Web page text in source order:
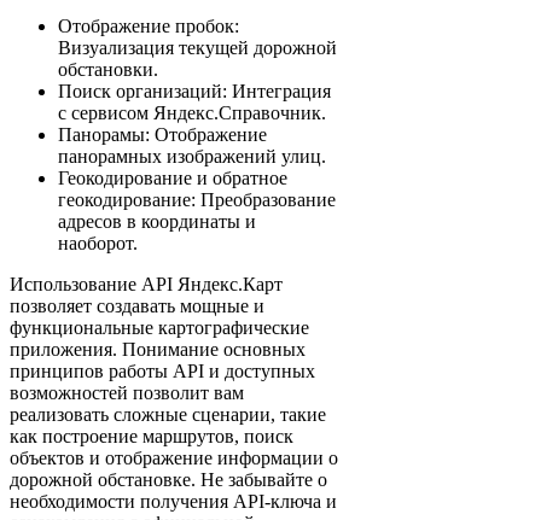
Отображение пробок:
Визуализация текущей дорожной
обстановки.
Поиск организаций: Интеграция
с сервисом Яндекс.Справочник.
Панорамы: Отображение
панорамных изображений улиц.
Геокодирование и обратное
геокодирование: Преобразование
адресов в координаты и
наоборот.
Использование API Яндекс.Карт
позволяет создавать мощные и
функциональные картографические
приложения. Понимание основных
принципов работы API и доступных
возможностей позволит вам
реализовать сложные сценарии, такие
как построение маршрутов, поиск
объектов и отображение информации о
дорожной обстановке. Не забывайте о
необходимости получения API-ключа и